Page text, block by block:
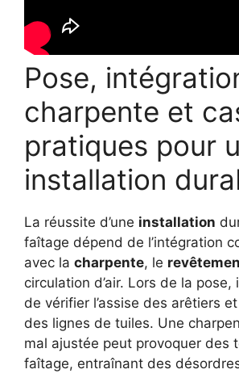
Pose,
charpente et
pratiques pour
installation
La réussite d’une installation
faîtage dépend de l’intégration
avec la charpente, le
circulation d’air. Lors de la pose,
de vérifier l’assise des arêtiers
des lignes de tuiles. Une
mal ajustée peut provoquer des
faîtage, entraînant des